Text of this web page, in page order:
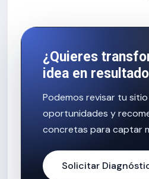
¿Quieres
idea en
Podemos revisar tu
oportunidades y
concretas para captar
Solicitar